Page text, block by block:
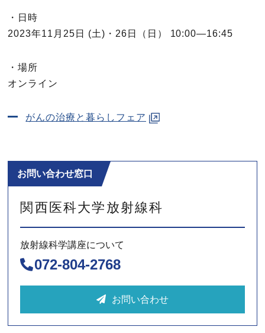
・日時
2023年11月25日 (土)・26日（日） 10:00―16:45
・場所
オンライン
がんの治療と暮らしフェア
お問い合わせ窓口
関西医科大学 放射線科
放射線科学講座について
072-804-2768
お問い合わせ